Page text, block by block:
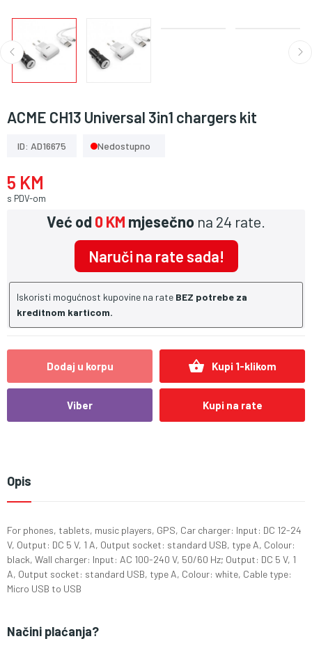
ACME CH13 Universal 3in1 chargers kit
ID: AD16675 Nedostupno
5 KM
s PDV-om
Već od0 KM mjesečno na 24 rate.
Naruči na rate sada!
Iskoristi mogućnost kupovine na rate BEZ potrebe za
kreditnom karticom.
Dodaj u korpu shopping_basket Kupi 1-klikom
Viber Kupi na rate
Opis
For phones, tablets, music players, GPS, Car charger: Input: DC 12-24
V, Output: DC 5 V, 1 A, Output socket: standard USB, type A, Colour:
black, Wall charger: Input: AC 100-240 V, 50/60 Hz; Output: DC 5 V, 1
A, Output socket: standard USB, type A, Colour: white, Cable type:
Micro USB to USB
Načini plaćanja?